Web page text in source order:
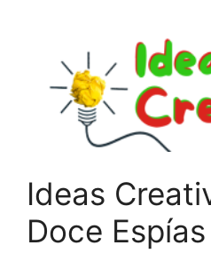
Ideas
Doce Espías